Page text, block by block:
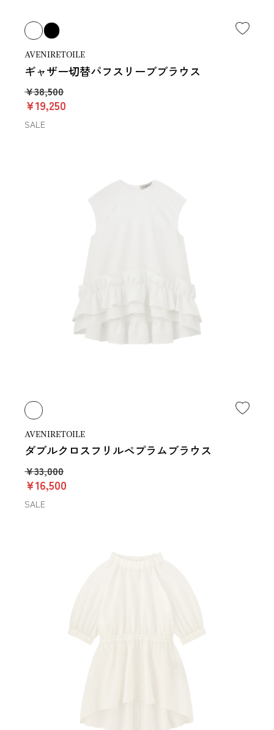
AVENIRETOILE
ギャザー切替パフスリーブブラウス
￥38,500
￥19,250
SALE
AVENIRETOILE
ダブルクロスフリルペプラムブラウス
￥33,000
￥16,500
SALE